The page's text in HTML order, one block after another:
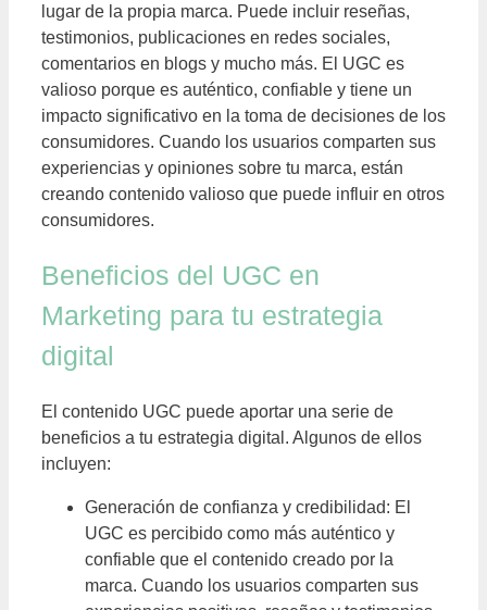
lugar de la propia marca. Puede incluir reseñas,
testimonios, publicaciones en redes sociales,
comentarios en blogs y mucho más. El UGC es
valioso porque es auténtico, confiable y tiene un
impacto significativo en la toma de decisiones de los
consumidores. Cuando los usuarios comparten sus
experiencias y opiniones sobre tu marca, están
creando contenido valioso que puede influir en otros
consumidores.
Beneficios del UGC en
Marketing para tu estrategia
digital
El contenido UGC puede aportar una serie de
beneficios a tu estrategia digital. Algunos de ellos
incluyen:
Generación de confianza y credibilidad: El
UGC es percibido como más auténtico y
confiable que el contenido creado por la
marca. Cuando los usuarios comparten sus